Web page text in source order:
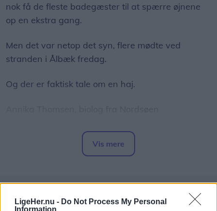
LigeHer.nu - Do Not Process My Personal
Information
nok få de fleste badegæster til at spærre øjnene
op en ekstra gang.
Men det var netop det syn, flere mødte ved
stranden i Ålbæk fredag.
Og der er faktisk tale om en haj.
er blevet spottet nær kysten ved Ålbæk, og hun
bekræfter over for LigeHer.nu, at der er tale om en
Vis mere